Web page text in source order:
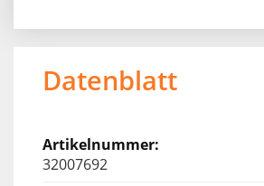
Datenblatt
32007692